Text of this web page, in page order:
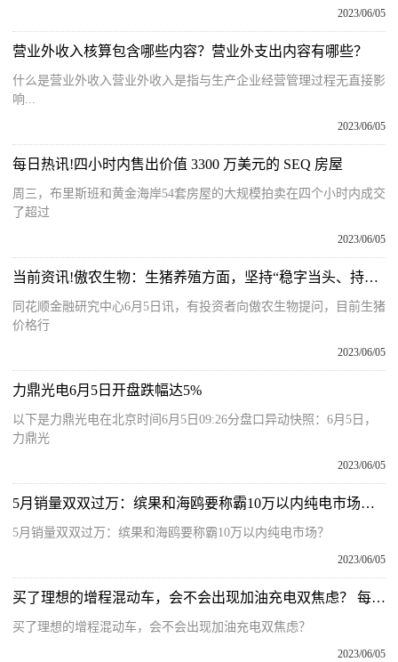
2023/06/05
营业外收入核算包含哪些内容？营业外支出内容有哪些？
什么是营业外收入营业外收入是指与生产企业经营管理过程无直接影
响...
2023/06/05
每日热讯!四小时内售出价值 3300 万美元的 SEQ 房屋
周三，布里斯班和黄金海岸54套房屋的大规模拍卖在四个小时内成交
了超过
2023/06/05
当前资讯!傲农生物：生猪养殖方面，坚持“稳字当头、持续降本”的策略
同花顺金融研究中心6月5日讯，有投资者向傲农生物提问，目前生猪
价格行
2023/06/05
力鼎光电6月5日开盘跌幅达5%
以下是力鼎光电在北京时间6月5日09:26分盘口异动快照：6月5日，
力鼎光
2023/06/05
5月销量双双过万：缤果和海鸥要称霸10万以内纯电市场？|每日热闻
5月销量双双过万：缤果和海鸥要称霸10万以内纯电市场？
2023/06/05
买了理想的增程混动车，会不会出现加油充电双焦虑？ 每日观点
买了理想的增程混动车，会不会出现加油充电双焦虑？
2023/06/05